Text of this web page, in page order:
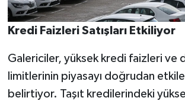
Kredi Faizleri Satışları Etkiliyor
Galericiler, yüksek kredi faizleri ve
limitlerinin piyasayı doğrudan
belirtiyor. Taşıt kredilerindeki